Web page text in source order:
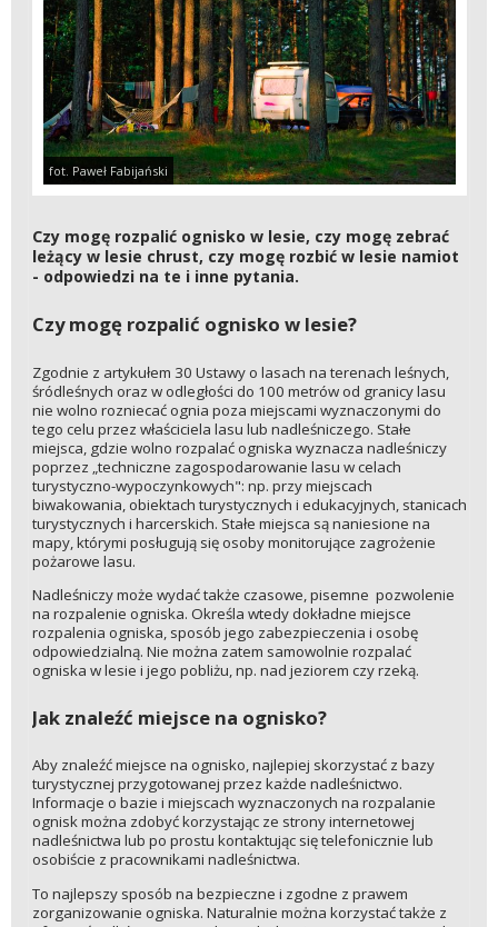
fot. Paweł Fabijański
Czy mogę rozpalić ognisko w lesie, czy mogę zebrać
leżący w lesie chrust, czy mogę rozbić w lesie namiot
- odpowiedzi na te i inne pytania.
Czy mogę rozpalić ognisko w lesie?
Zgodnie z artykułem 30 Ustawy o lasach na terenach leśnych,
śródleśnych oraz w odległości do 100 metrów od granicy lasu
nie wolno rozniecać ognia poza miejscami wyznaczonymi do
tego celu przez właściciela lasu lub nadleśniczego. Stałe
miejsca, gdzie wolno rozpalać ogniska wyznacza nadleśniczy
poprzez „techniczne zagospodarowanie lasu w celach
turystyczno-wypoczynkowych": np. przy miejscach
biwakowania, obiektach turystycznych i edukacyjnych, stanicach
turystycznych i harcerskich. Stałe miejsca są naniesione na
mapy, którymi posługują się osoby monitorujące zagrożenie
pożarowe lasu.
Nadleśniczy może wydać także czasowe, pisemne pozwolenie
na rozpalenie ogniska. Określa wtedy dokładne miejsce
rozpalenia ogniska, sposób jego zabezpieczenia i osobę
odpowiedzialną. Nie można zatem samowolnie rozpalać
ogniska w lesie i jego pobliżu, np. nad jeziorem czy rzeką.
Jak znaleźć miejsce na ognisko?
Aby znaleźć miejsce na ognisko, najlepiej skorzystać z bazy
turystycznej przygotowanej przez każde nadleśnictwo.
Informacje o bazie i miejscach wyznaczonych na rozpalanie
ognisk można zdobyć korzystając ze strony internetowej
nadleśnictwa lub po prostu kontaktując się telefonicznie lub
osobiście z pracownikami nadleśnictwa.
To najlepszy sposób na bezpieczne i zgodne z prawem
zorganizowanie ogniska. Naturalnie można korzystać także z